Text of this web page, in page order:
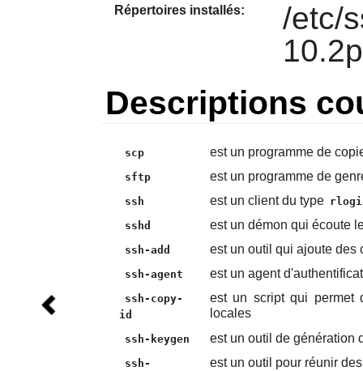
Répertoires installés:
/etc/
Descriptions
scp est un programme de
sftp est un programme de
ssh est un client du type
sshd
est un démon qui écoute
ssh-add est un outil qui ajoute des
ssh-agent est un agent
ssh-copy-
id
est un script qui permet
locales
ssh-keygen est un outil de génération
ssh-
est un outil pour réunir